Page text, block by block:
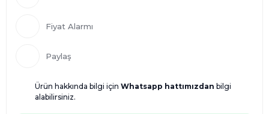
Fiyat Alarmı
Paylaş
Ürün hakkında bilgi için Whatsapp hattımızdan bilgi
alabilirsiniz.